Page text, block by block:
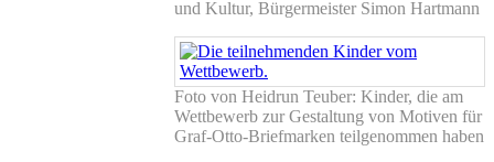
und Kultur, Bürgermeister Simon Hartmann
Foto von Heidrun Teuber: Kinder, die am
Wettbewerb zur Gestaltung von Motiven für
Graf-Otto-Briefmarken teilgenommen haben